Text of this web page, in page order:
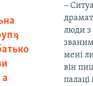
а
‒
люди з
мені
він